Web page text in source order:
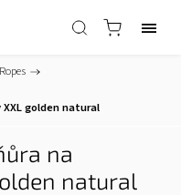
/
golden natural
na
natural